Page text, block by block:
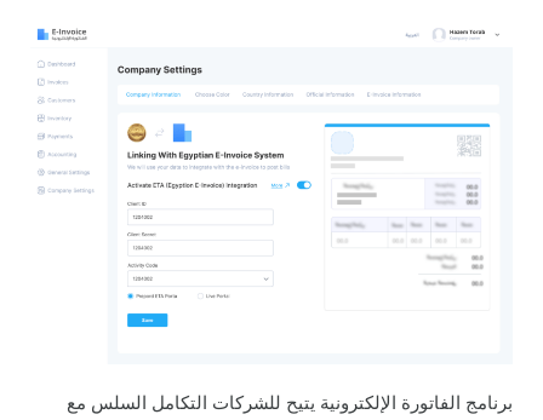
برنامج الفاتورة الإلكترونية يتيح للشركات التكامل السلس مع